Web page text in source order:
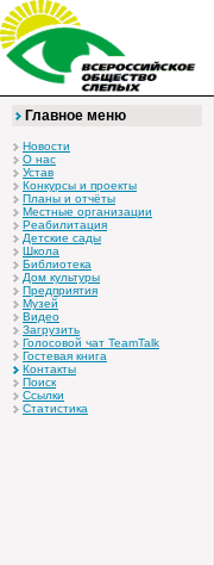
Главное меню
Новости
О нас
Устав
Конкурсы и проекты
Планы и отчёты
Местные организации
Реабилитация
Детские сады
Школа
Библиотека
Дом культуры
Предприятия
Музей
Видео
Загрузить
Голосовой чат TeamTalk
Гостевая книга
Контакты
Поиск
Ссылки
Статистика